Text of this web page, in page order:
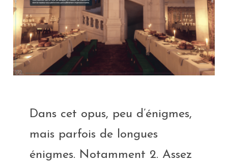
Dans cet opus, peu d’énigmes,
mais parfois de longues
énigmes. Notamment 2. Assez